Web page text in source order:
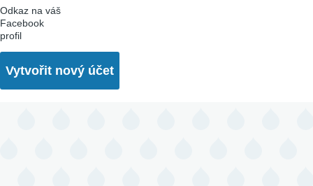
Odkaz na váš
Facebook
profil